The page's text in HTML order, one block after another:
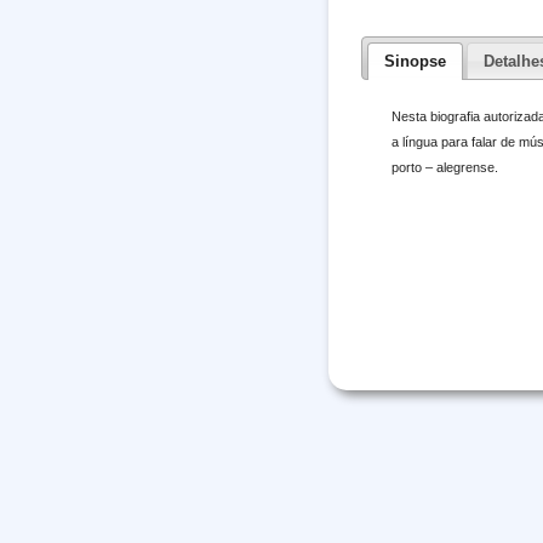
Sinopse
Nesta biografia
a língua para falar de
porto – alegrense.